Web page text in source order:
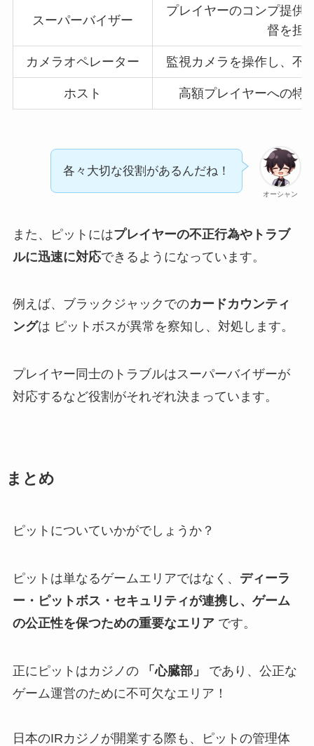
スーパーバイザー
プレイヤーのコンプ提供
督を担
カメラオペレーター 監視カメラを操作し、不
ホスト 高額プレイヤーへの特
オーシャン
各々大切な役割があるんだね！
また、ピットにはプレイヤーの不正行為やトラブ
ルに迅速に対応できるようになっています。
例えば、ブラックジャックでのカードカウンティ
ングは ピットボスが異常を察知し、対処します。
プレイヤー同士のトラブルはスーパーバイザーが
対応するなど役割がそれぞれ決まっています。
まとめ
ピットについていかがでしょうか？
ピットは単なるゲームエリアではなく、 ディーラ
ー・ピットボス・セキュリティが連携し、ゲーム
の公正性を保つための重要なエリアです。
正にピットはカジノの 「心臓部」
であり、公正な
ゲーム運営のために不可欠なエリア！
日本のIRカジノが開業する際も、ピットの管理体